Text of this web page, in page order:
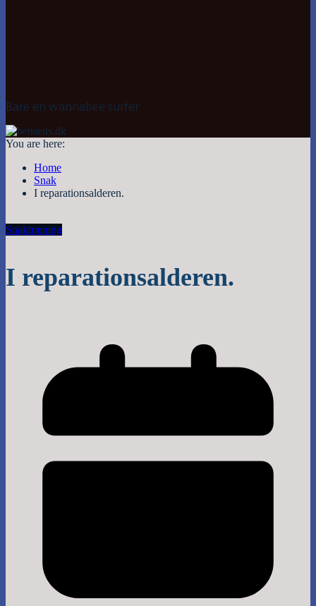
Bare en wannabee surfer
You are here:
Home
Snak
I reparationsalderen.
Snaktræning
I reparationsalderen.